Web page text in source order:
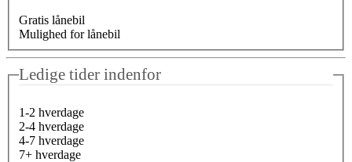
Gratis lånebil
Mulighed for lånebil
Ledige tider indenfor
1-2 hverdage
2-4 hverdage
4-7 hverdage
7+ hverdage